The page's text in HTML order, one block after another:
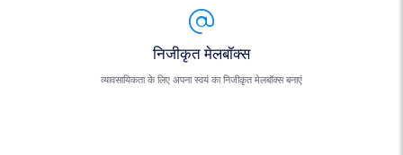
निजीकृत मेलबॉक्स
व्यावसायिकता के लिए अपना स्वयं का निजीकृत मेलबॉक्स बनाएं